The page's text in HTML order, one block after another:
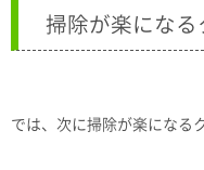
掃除が楽になる
では、次に掃除が楽になる